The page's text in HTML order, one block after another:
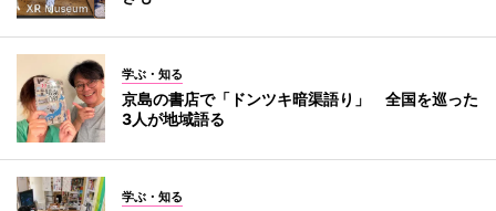
学ぶ・知る
京島の書店で「ドンツキ暗渠語り」 全国を巡った
3人が地域語る
学ぶ・知る